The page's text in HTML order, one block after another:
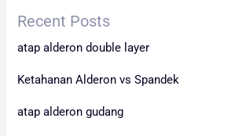
Recent Posts
atap alderon double layer
Ketahanan Alderon vs Spandek
atap alderon gudang